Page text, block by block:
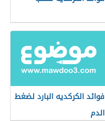
فوائد الكركديه البارد لضغط
الدم